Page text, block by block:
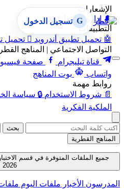
الإشعارات
🔔 إدارة الإشعارات
التطبيقات
🤖 تحميل تطبيق أندرويد  تحميل
التواصل الاجتماعي | المناهج
قناة تيليجرام
صفحة
واتساب
بوت المناهج
روابط مهمة
📄 شروط الاستخدام 🔒 سياسة
الملكية الفكرية
G تسجيل الدخول
بحث
المناهج القطرية
2026
المدرسون الأخبار ملفات اليوم